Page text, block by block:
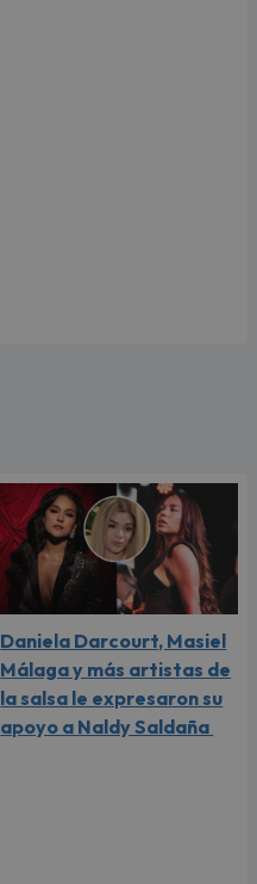
Daniela Darcourt, Masiel
Málaga y más artistas de
la salsa le expresaron su
apoyo a Naldy Saldaña